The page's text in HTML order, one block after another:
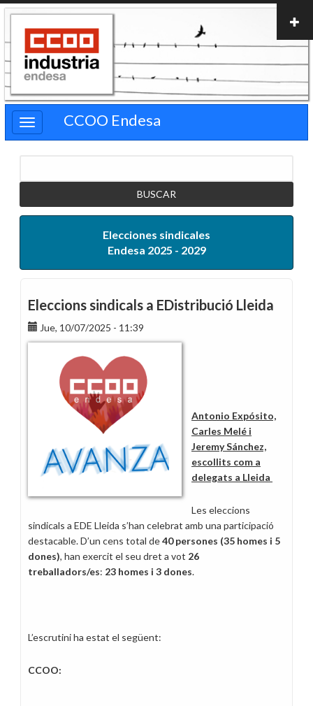
Pasar
contenido
principal
CCOO Endesa
Elecciones sindicales
Endesa 2025 - 2029
Eleccions sindicals a EDistribució Lleida
Jue, 10/07/2025 - 11:39
Antonio Expósito,
Carles Melé i
Jeremy Sánchez,
escollits com a
delegats a Lleida
Les eleccions
sindicals a EDE Lleida s’han celebrat amb una participació
destacable. D’un cens total de40 persones (35 homes i 5
dones), han exercit el seu dret a vot 26
treballadors/es: 23 homes i 3 dones.
L’escrutini ha estat el següent:
CCOO: